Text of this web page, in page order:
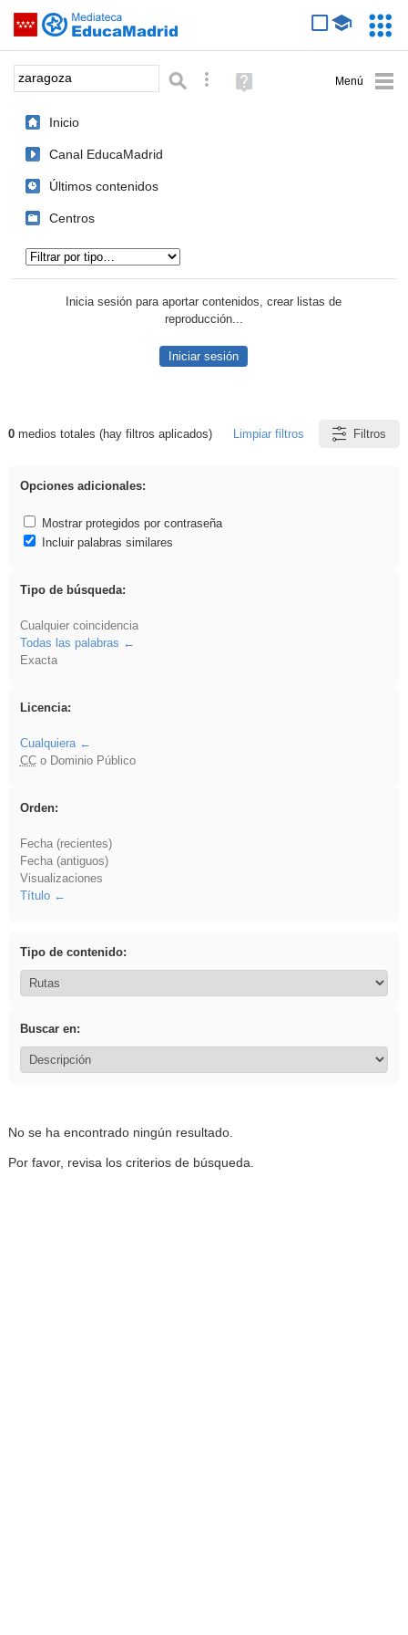
Saltar navegación
Palabra o frase: Búsqueda avanzada
Ayuda
(en
Inicio
Canal EducaMadrid
Últimos contenidos
Centros
Inicia sesión para aportar contenidos, crear listas de
reproducción...
Iniciar sesión
Resultados de: zaragoza
0medios totales (hay filtros aplicados) Limpiar filtros Filtros
Opciones adicionales:
Mostrar protegidos por contraseña
Incluir palabras similares
Tipo de búsqueda:
Cualquier coincidencia
Todas las palabras
Exacta
Licencia:
Cualquiera
CCo Dominio Público
Orden:
Fecha (recientes)
Fecha (antiguos)
Visualizaciones
Título
Tipo de contenido:
Buscar en:
No se ha encontrado ningún resultado.
Por favor, revisa los criterios de búsqueda.